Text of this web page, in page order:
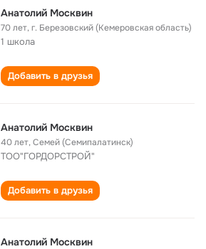
Анатолий Москвин
70 лет,г. Березовский (Кемеровская область)
1 школа
Добавить в друзья
Анатолий Москвин
40 лет,Семей (Семипалатинск)
ТОО"ГОРДОРСТРОЙ"
Добавить в друзья
Анатолий Москвин